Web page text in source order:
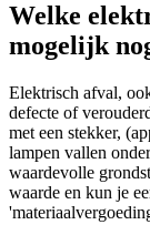
Welke
mogelijk
Elektrisch afval,
defecte of
met een stekker,
lampen vallen
waardevolle
waarde en kun je